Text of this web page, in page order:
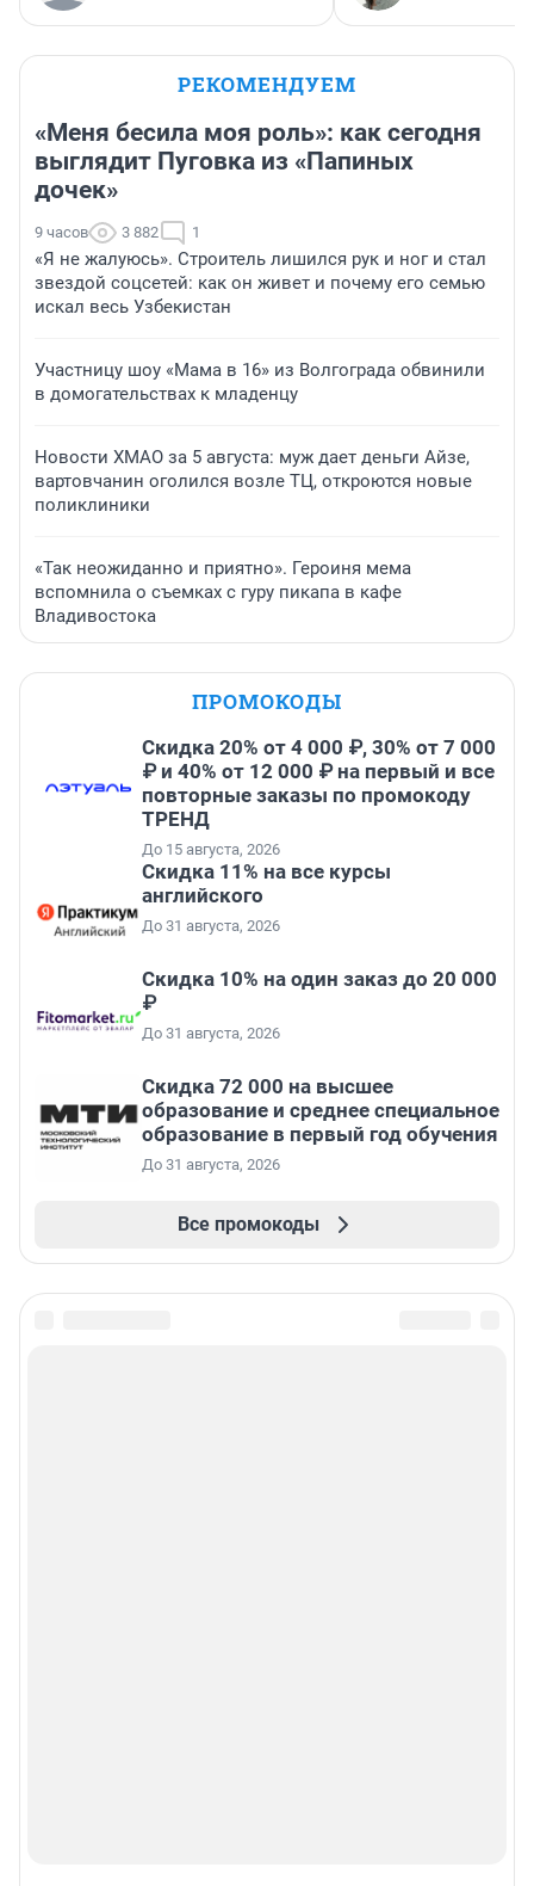
РЕКОМЕНДУЕМ
«Меня бесила моя роль»: как сегодня
выглядит Пуговка из «Папиных
дочек»
9 часов 3 882 1
«Я не жалуюсь». Строитель лишился рук и ног и стал
звездой соцсетей: как он живет и почему его семью
искал весь Узбекистан
Участницу шоу «Мама в 16» из Волгограда обвинили
в домогательствах к младенцу
Новости ХМАО за 5 августа: муж дает деньги Айзе,
вартовчанин оголился возле ТЦ, откроются новые
поликлиники
«Так неожиданно и приятно». Героиня мема
вспомнила о съемках с гуру пикапа в кафе
Владивостока
ПРОМОКОДЫ
Скидка 20% от 4 000 ₽, 30% от 7 000
₽ и 40% от 12 000 ₽ на первый и все
повторные заказы по промокоду
ТРЕНД
До 15 августа, 2026
Скидка 11% на все курсы
английского
До 31 августа, 2026
Скидка 10% на один заказ до 20 000
₽
До 31 августа, 2026
Скидка 72 000 на высшее
образование и среднее специальное
образование в первый год обучения
До 31 августа, 2026
Все промокоды